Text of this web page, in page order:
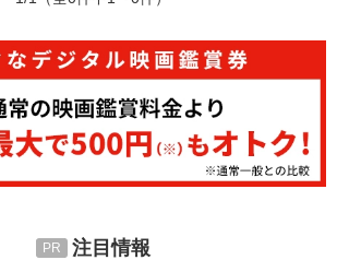
注目情報